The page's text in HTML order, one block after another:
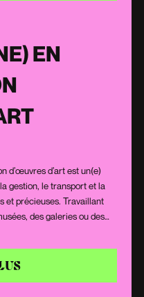
EN
d’œuvres d’art est un(e)
gestion, le transport et la
et précieuses. Travaillant
des galeries ou des
que chaque œuvre est
connaissance approfondie